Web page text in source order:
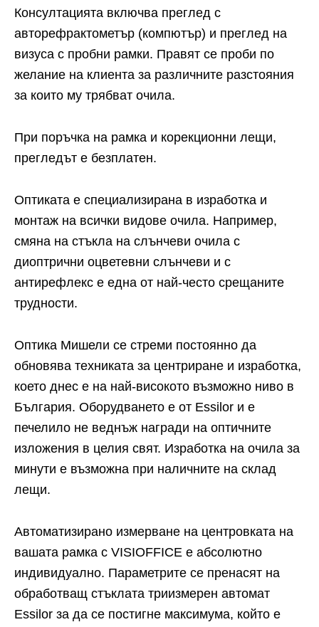
Консултацията включва преглед с
авторефрактометър (компютър) и преглед на
визуса с пробни рамки. Правят се проби по
желание на клиента за различните разстояния
за които му трябват очила.
При поръчка на рамка и корекционни лещи,
прегледът е безплатен.
Оптиката е специализирана в изработка и
монтаж на всички видове очила. Например,
смяна на стъкла на слънчеви очила с
диоптрични оцветевни слънчеви и с
антирефлекс е една от най-често срещаните
трудности.
Оптика Мишели се стреми постоянно да
обновява техниката за центриране и изработка,
което днес е на най-високото възможно ниво в
България. Оборудването е от Essilor и е
печелило не веднъж награди на оптичните
изложения в целия свят. Изработка на очила за
минути е възможна при наличните на склад
лещи.
Автоматизирано измерване на центровката на
вашата рамка с VISIOFFICE е абсолютно
индивидуално. Параметрите се пренасят на
обработващ стъклата триизмерен автомат
Essilor за да се постигне максимума, който е